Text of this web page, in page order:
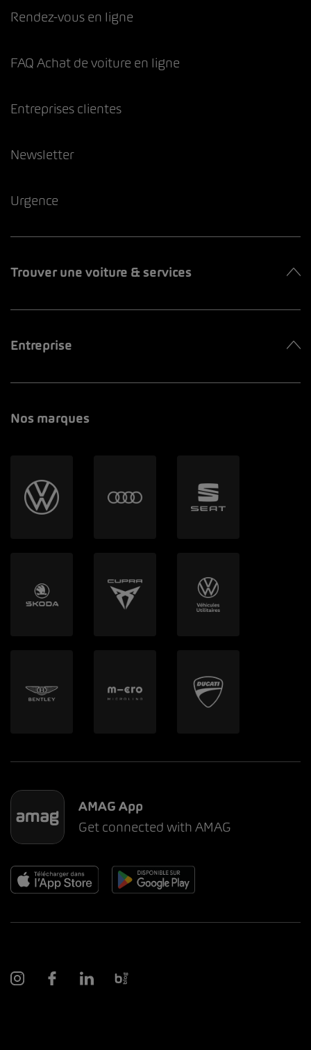
Rendez-vous en ligne
FAQ Achat de voiture en ligne
Entreprises clientes
Newsletter
Urgence
Trouver une voiture & services
Entreprise
Nos marques
AMAG App
Get connected with AMAG